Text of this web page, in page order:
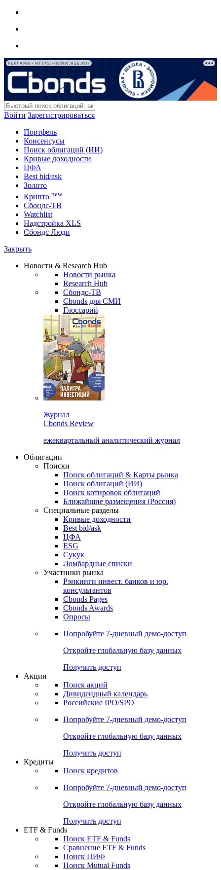
РЕКЛАМА • HTTPS://WWW.HSE.RU/
Войти Зарегистрироваться
Портфель
Консенсусы
Поиск облигаций (ИИ)
Кривые доходности
ЦФА
Best bid/ask
Золото
Крипто new
Сбондс-ТВ
Watchlist
Надстройка XLS
Сбондс Люди
Закрыть
Новости & Research Hub
Новости рынка
Research Hub
Сбондс-ТВ
Cbonds для СМИ
Глоссарий
Журнал
Cbonds Review
ежеквартальный аналитический журнал
Облигации
Поиски
Поиск облигаций & Карты рынка
Поиск облигаций (ИИ)
Поиск котировок облигаций
Ближайшие размещения (Россия)
Специальные разделы
Кривые доходности
Best bid/ask
ЦФА
ESG
Сукук
Ломбардные списки
Участники рынка
Рэнкинги инвест. банков и юр.
консультантов
Cbonds Pages
Cbonds Awards
Опросы
Попробуйте 7-дневный демо-доступ
Откройте глобальную базу данных
Получить доступ
Акции
Поиск акций
Дивидендный календарь
Российские IPO/SPO
Попробуйте 7-дневный демо-доступ
Откройте глобальную базу данных
Получить доступ
Кредиты
Поиск кредитов
Попробуйте 7-дневный демо-доступ
Откройте глобальную базу данных
Получить доступ
ETF & Funds
Поиск ETF & Funds
Сравнение ETF & Funds
Поиск ПИФ
Поиск Mutual Funds